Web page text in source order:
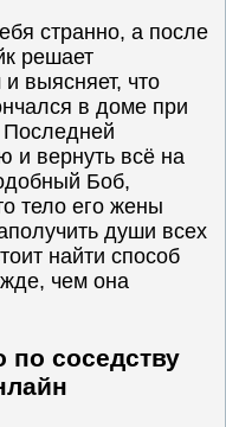
странно, а после
решает
выясняет, что
в доме при
Последней
и вернуть всё на
Боб,
тело его жены
души всех
найти способ
чем она
соседству